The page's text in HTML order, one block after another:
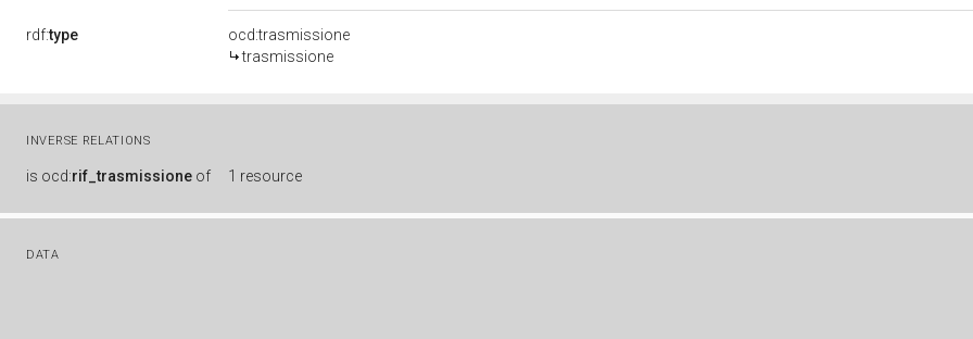
rdf:type
ocd:trasmissione
trasmissione
INVERSE RELATIONS
is ocd:rif_trasmissione of 1 resource
DATA